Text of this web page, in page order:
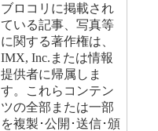
ブロコリに掲載され
ている記事、写真等
に関する著作権は、
IMX, Inc.または情報
提供者に帰属しま
す。これらコンテン
ツの全部または一部
を複製･公開･送信･頒